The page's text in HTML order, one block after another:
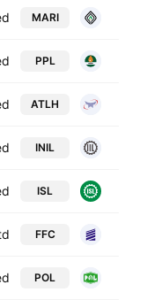
MARI
PPL
ATLH
INIL
ISL
FFC
POL